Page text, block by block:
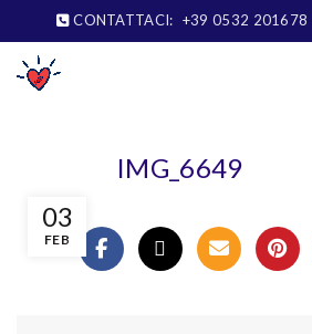
CONTATTACI: +39 0532 201678
03
FEB
IMG_6649